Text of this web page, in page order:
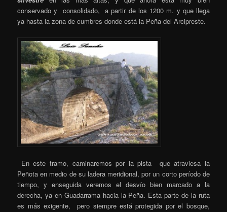
conservado y consolidado, a partir de los 1200 m. y que llega
ya hasta la zona de cumbres donde está la Peña del Arcipreste.
En este tramo, caminaremos por la pista que atraviesa la
Peñota en medio de su ladera meridional, por un corto período de
tiempo, y enseguida veremos el desvío bien marcado a la
derecha, ya en Guadarrama hacia la Peña. Esta parte de la ruta
es más exigente, pero siempre está protegida por el bosque,